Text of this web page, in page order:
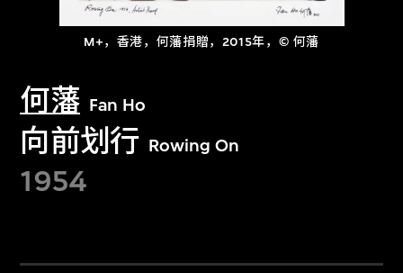
M+，香港，何藩捐贈，2015年，© 何藩
何藩 Fan Ho
向前划行 Rowing On
1954